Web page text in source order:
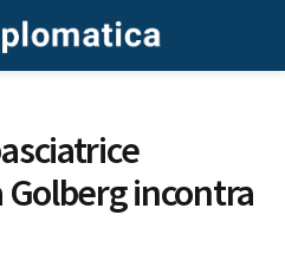
Golberg incontra